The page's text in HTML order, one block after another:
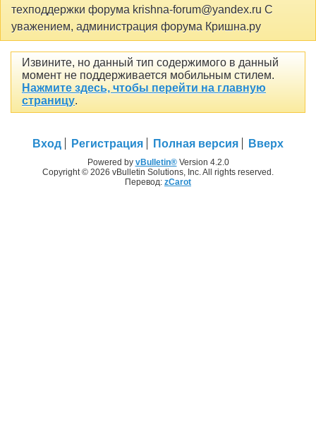
техподдержки форума krishna-forum@yandex.ru С
уважением, администрация форума Кришна.ру
Извините, но данный тип содержимого в данный
момент не поддерживается мобильным стилем.
Нажмите здесь, чтобы перейти на главную
страницу.
Вход Регистрация Полная версия Вверх
Powered by vBulletin®Version 4.2.0
Copyright © 2026 vBulletin Solutions, Inc. All rights reserved.
Перевод: zCarot